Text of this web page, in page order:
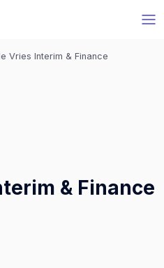
Vries Interim & Finance
& Finance